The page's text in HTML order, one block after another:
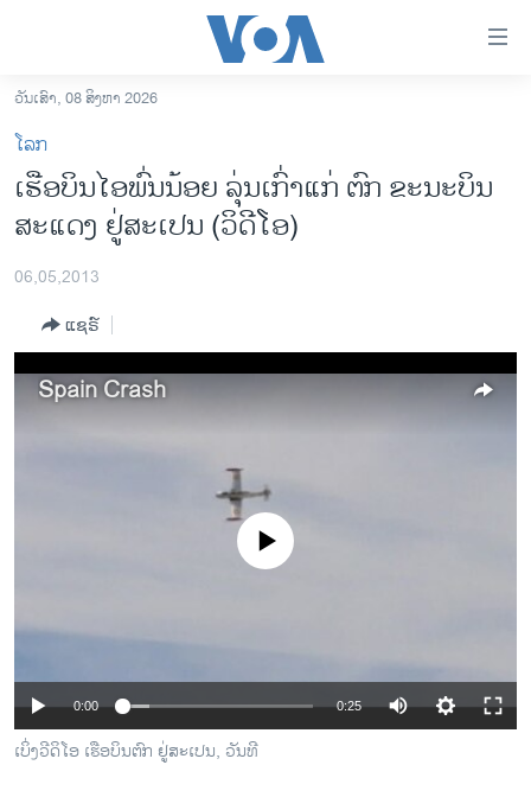
ເຂົ້າ
ຫາ
ຂ້າມ
ຂ້າມ
ຂ້າມ
ຫາ
ລາວ
ການເລືອກຕັ້ງ ປະທານາທີບໍດີ ສະຫະລັດ 2024
ຂ່າວ​ຈີນ
ໂລກ
ເອເຊຍ
ອິດສະຫຼະພາບດ້ານການຂ່າວ
ພາສາອັງກິດ
ວີດີໂອ
ສຽງ
ລາຍການກະຈາຍສຽງ
ວັນເສົາ, 08 ສິງຫາ 2026
ໂລກ
ເຮືອບິນ​ໄອ​ພົ່ນ​ນ້ອຍ ​ລຸ່ນ​ເກົ່າ​ແກ່ ຕົກ ຂະນະບິນ
ສະແດງ ຢູ່ສະເປນ (ວິດີໂອ)
06,05,2013
ແຊຣ໌
Spain Crash
No media source currently available
0:00 0:25
ເບິ່ງວີດິໂອ ເຮືອບິນຕົກ ຢູ່ສະເປນ, ວັນທີ